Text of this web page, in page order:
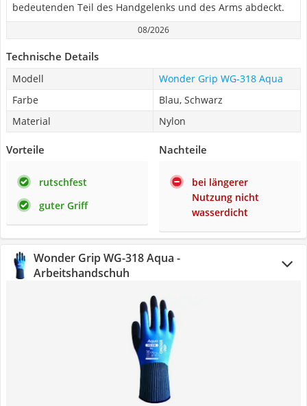
bedeutenden Teil des Handgelenks und des Arms abdeckt.
08/2026
Technische Details
Modell
Wonder Grip WG-318 Aqua
Farbe
Blau, Schwarz
Material
Nylon
Vorteile
rutschfest
guter Griff
Nachteile
bei längerer
Nutzung nicht
wasserdicht
Wonder Grip WG-318 Aqua -
Arbeitshandschuh